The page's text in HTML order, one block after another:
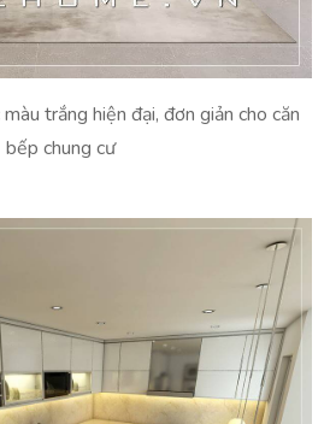
trắng hiện đại, đơn giản cho căn
bếp chung cư